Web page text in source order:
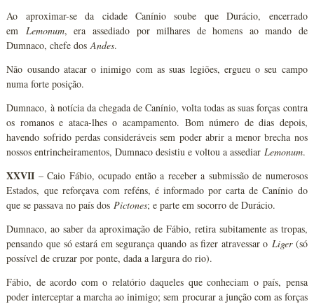
Ao aproximar-se da cidade Canínio soube que Durácio, encerrado
em Lemonum, era assediado por milhares de homens ao mando de
Dumnaco, chefe dosAndes.
Não ousando atacar o inimigo com as suas legiões, ergueu o seu campo
numa forte posição.
Dumnaco, à notícia da chegada de Canínio, volta todas as suas forças contra
os romanos e ataca-lhes o acampamento. Bom número de dias depois,
havendo sofrido perdas consideráveis sem poder abrir a menor brecha nos
nossos entrincheiramentos, Dumnaco desistiu e voltou a assediarLemonum.
XXVII – Caio Fábio, ocupado então a receber a submissão de numerosos
Estados, que reforçava com reféns, é informado por carta de Canínio do
que se passava no país dosPictones; e parte em socorro de Durácio.
Dumnaco, ao saber da aproximação de Fábio, retira subitamente as tropas,
pensando que só estará em segurança quando as fizer atravessar o Liger(só
possível de cruzar por ponte, dada a largura do rio).
Fábio, de acordo com o relatório daqueles que conheciam o país, pensa
poder interceptar a marcha ao inimigo; sem procurar a junção com as forças